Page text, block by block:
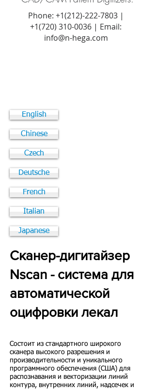
Phone: +1(212)-222-7803|
+1‪(720) 310-0036 | Email:
info@n-hega.com
English
Chinese
Czech
Deutsche
French
Italian
Japanese
Сканер-дигитайзер
Nscan - система для
автоматической
оцифровки лекал
Состоит из стандартного широкого
сканера высокого разрешения и
производительности и уникального
программного обеспечения (США) для
распознавания и векторизации линий
контура, внутренних линий, надсечек и